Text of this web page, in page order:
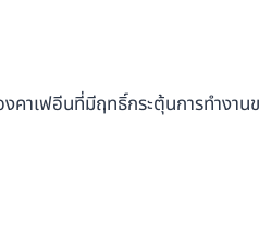
าเฟอีนที่มีฤทธิ์กระตุ้นการทำงาน